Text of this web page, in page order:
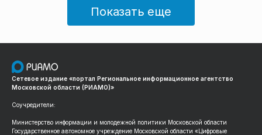
Показать еще
Сетевое издание «портал Региональное информационное агентство
Московской области (РИАМО)»
Соучредители:
Министерство информации и молодежной политики Московской области
Государственное автономное учреждение Московской области «Цифровые